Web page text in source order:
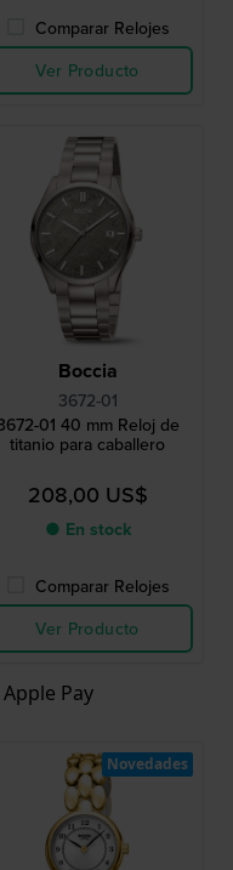
Comparar Relojes
Ver Producto
Boccia
3672-01
01 40 mm Reloj de
titanio para caballero
208,00 US$
● En stock
Comparar Relojes
Ver Producto
Pay
Novedades